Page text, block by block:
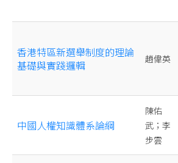
香港特區新選舉制度的理論
基礎與實踐邏輯
趙偉英
中國人權知識體系論綱
陳佑
武；李
步雲